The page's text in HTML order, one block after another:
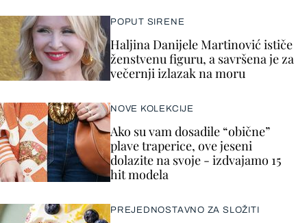
POPUT SIRENE
Haljina Danijele Martinović ističe
ženstvenu figuru, a savršena je za
večernji izlazak na moru
NOVE KOLEKCIJE
Ako su vam dosadile “obične”
plave traperice, ove jeseni
dolazite na svoje - izdvajamo 15
hit modela
PREJEDNOSTAVNO ZA SLOŽITI